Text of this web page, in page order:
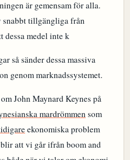
är gemensam för alla.
snabbt tillgängliga från
dessa medel inte k
så sänder dessa massiva
genom marknadssystemet.
John Maynard Keynes på
mardrömmensom
ekonomiska problem
att vi går ifrån boom and